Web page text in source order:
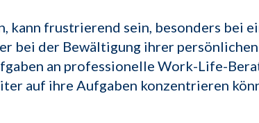
kann frustrierend sein, besonders bei
bei der Bewältigung ihrer persönlichen
an professionelle Work-Life-
auf ihre Aufgaben konzentrieren